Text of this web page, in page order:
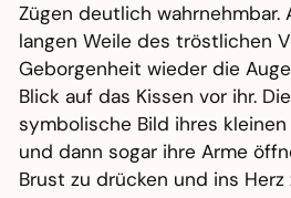
Zügen deutlich wahrnehmbar.
langen Weile des tröstlichen
Geborgenheit wieder die
Blick auf das Kissen vor ihr.
symbolische Bild ihres
und dann sogar ihre Arme
Brust zu drücken und ins Herz